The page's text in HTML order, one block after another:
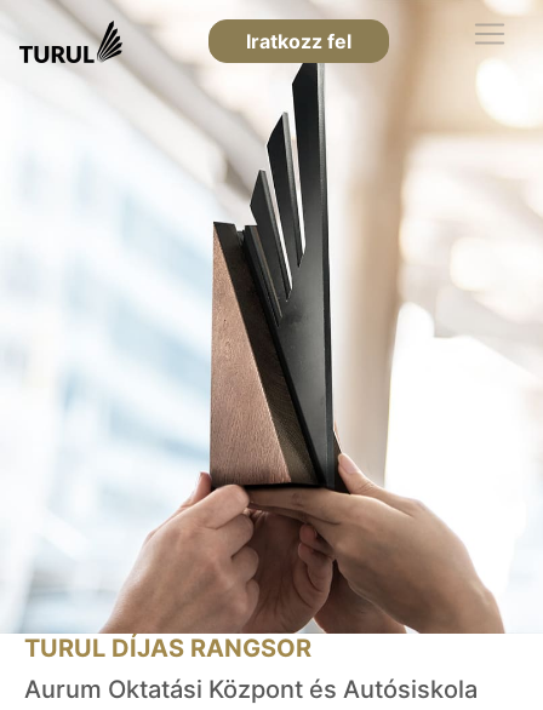
Iratkozz fel
TURUL DÍJAS RANGSOR
Aurum Oktatási Központ és Autósiskola